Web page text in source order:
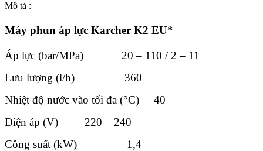
Mô tả :
Máy phun áp lực Karcher K2 EU*
Áp lực (bar/MPa) 20 – 110 / 2 – 11
Lưu lượng (l/h) 360
Nhiệt độ nước vào tối đa (°C) 40
Điện áp (V) 220 – 240
Công suất (kW) 1,4